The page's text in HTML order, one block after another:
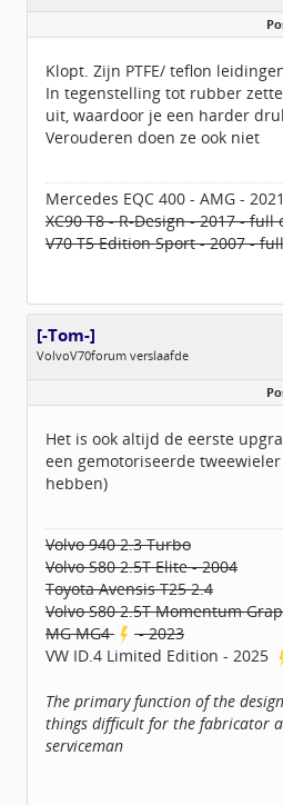
Geslacht:
Leeftijd:
67
Geregistreerd: 03 / 2014
Klopt. Zijn PTFE/ teflon
In tegenstelling tot rubber
uit, waardoor je een harder
Verouderen doen ze ook niet
Mercedes EQC 400 - AMG - 2021
XC90 T8 - R-Design - 2017 - full
V70 T5 Edition Sport - 2007 -
[-Tom-]
VolvoV70forum verslaafde
Leeftijd:
39
Berichten:
4065
Geregistreerd:10 / 2013
Het is ook altijd de eerste
een gemotoriseerde
hebben)
Volvo 940 2.3 Turbo
Volvo S80 2.5T Elite - 2004
Toyota Avensis T25 2.4
Volvo S80 2.5T Momentum
MG MG4
- 2023
VW ID.4 Limited Edition - 2025
The primary function of the
things difficult for the fabricator
serviceman